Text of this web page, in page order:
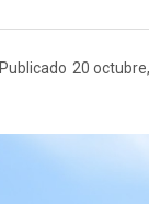
Publicado 20